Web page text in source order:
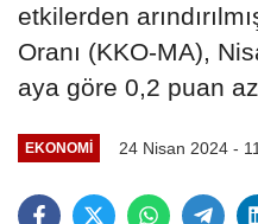
etkilerden
Oranı (KKO-MA),
aya göre 0,2 puan
EKONOMI 24 Nisan 2024 -